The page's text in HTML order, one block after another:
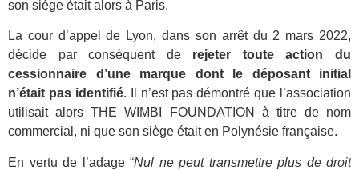
son siège était alors à Paris.
La cour d’appel de Lyon, dans son arrêt du 2 mars 2022,
décide par conséquent de rejeter toute action du
cessionnaire d’une marque dont le déposant initial
n’était pas identifié. Il n’est pas démontré que l’association
utilisait alors THE WIMBI FOUNDATION à titre de nom
commercial, ni que son siège était en Polynésie française.
En vertu de l’adage “Nul ne peut transmettre plus de droit